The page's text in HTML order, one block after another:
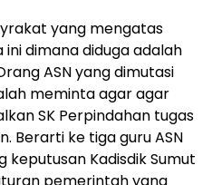
yang mengatas
dimana diduga adalah
ASN yang dimutasi
meminta agar agar
SK Perpindahan tugas
Berarti ke tiga guru ASN
Kadisdik Sumut
pemerintah yang